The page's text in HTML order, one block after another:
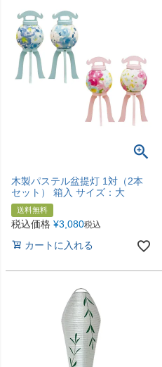
木製パステル盆提灯 1対（2本
セット） 箱入 サイズ：大
送料無料
税込価格 ¥3,080税込
カートに入れる